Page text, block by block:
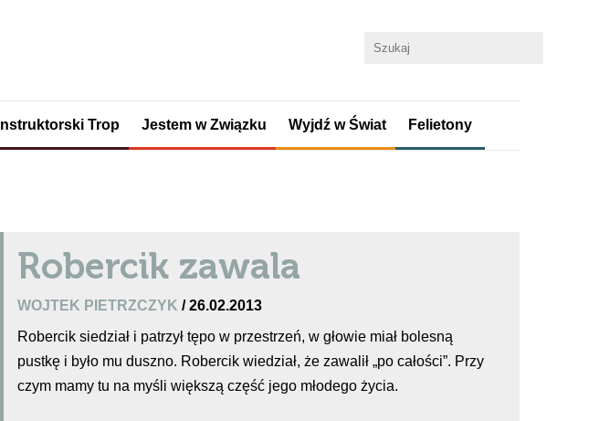
Instruktorski Trop Jestem w Związku Wyjdź w Świat Felietony
Robercik zawala
WOJTEK PIETRZCZYK / 26.02.2013
Robercik siedział i patrzył tępo w przestrzeń, w głowie miał bolesną
pustkę i było mu duszno. Robercik wiedział, że zawalił „po całości”. Przy
czym mamy tu na myśli większą część jego młodego życia.